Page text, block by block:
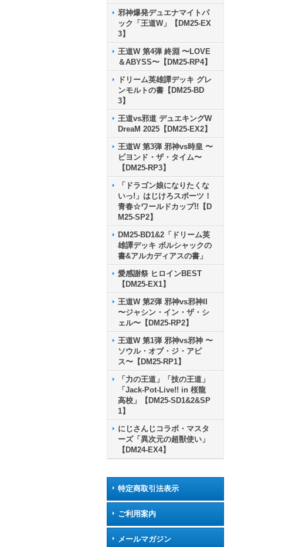
邪神爆発デュエナマイトパ
ック「王道W」【DM25-EX
3】
王道W 第4弾 終淵 〜LOVE
＆ABYSS〜【DM25-RP4】
ドリーム英雄譚デッキ グレ
ンモルトの書【DM25-BD
3】
王道vs邪道 デュエキングW
DreaM 2025【DM25-EX2】
王道W 第3弾 邪神vs時皇 〜
ビヨンド・ザ・タイム〜
【DM25-RP3】
「ドラゴン娘になりたくな
いっ!」はじけろスポーツ！
青春☆ワールドカップ!!【D
M25-SP2】
DM25-BD1&2「ドリーム英
雄譚デッキ ボルシャックの
書&アルカディアスの書」
愛感謝祭 ヒロインBEST
【DM25-EX1】
王道W 第2弾 邪神vs邪神II
〜ジャシン・イン・ザ・シ
ェル〜【DM25-RP2】
王道W 第1弾 邪神vs邪神 〜
ソウル・オブ・ジ・アビ
ス〜【DM25-RP1】
「力の王道」「技の王道」
「Jack-Pot-Live!! in 桜龍
高校」【DM25-SD1&2&SP
1】
にじさんじコラボ・マスタ
ーズ「異次元の超獣使い」
【DM24-EX4】
特定商取引法表示
ご利用案内
メールマガジン